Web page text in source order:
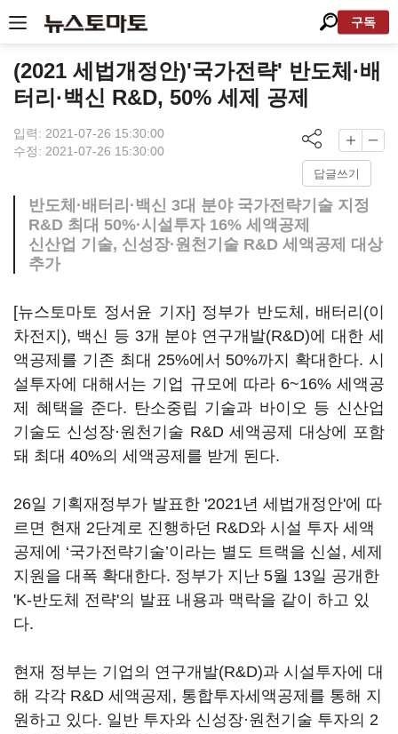
구독
(2021 세법개정안)'국가전략' 반도체·배
터리·백신 R&D, 50% 세제 공제
입력: 2021-07-26 15:30:00
수정: 2021-07-26 15:30:00
답글쓰기
반도체·배터리·백신 3대 분야 국가전략기술 지정
R&D 최대 50%·시설투자 16% 세액공제
신산업 기술, 신성장·원천기술 R&D 세액공제 대상
추가
[뉴스토마토 정서윤 기자] 정부가 반도체, 배터리(이
차전지), 백신 등 3개 분야 연구개발(R&D)에 대한 세
액공제를 기존 최대 25%에서 50%까지 확대한다. 시
설투자에 대해서는 기업 규모에 따라 6~16% 세액공
제 혜택을 준다. 탄소중립 기술과 바이오 등 신산업
기술도 신성장·원천기술 R&D 세액공제 대상에 포함
돼 최대 40%의 세액공제를 받게 된다.
26일 기획재정부가 발표한 '2021년 세법개정안'에 따
르면 현재 2단계로 진행하던 R&D와 시설 투자 세액
공제에 ‘국가전략기술’이라는 별도 트랙을 신설, 세제
지원을 대폭 확대한다. 정부가 지난 5월 13일 공개한
'K-반도체 전략'의 발표 내용과 맥락을 같이 하고 있
다.
현재 정부는 기업의 연구개발(R&D)과 시설투자에 대
해 각각 R&D 세액공제, 통합투자세액공제를 통해 지
원하고 있다. 일반 투자와 신성장·원천기술 투자의 2